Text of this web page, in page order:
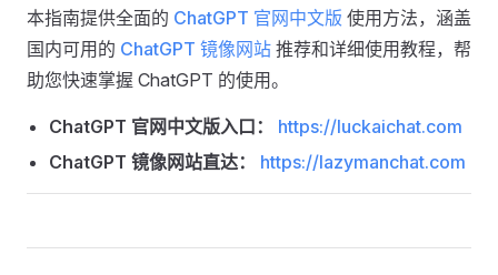
本指南提供全面的 ChatGPT 官网中文版 使用方法，涵盖
国内可用的 ChatGPT 镜像网站 推荐和详细使用教程，帮
助您快速掌握 ChatGPT 的使用。
ChatGPT 官网中文版入口：
https://luckaichat.com
ChatGPT 镜像网站直达：
https://lazymanchat.com